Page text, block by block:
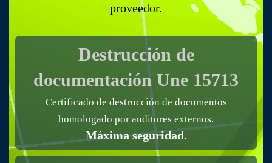
proveedor.
Actuamos en toda la Península
Destrucción de
documentación Une 15713
Certificado de destrucción de documentos
homologado por auditores externos.
Máxima seguridad.